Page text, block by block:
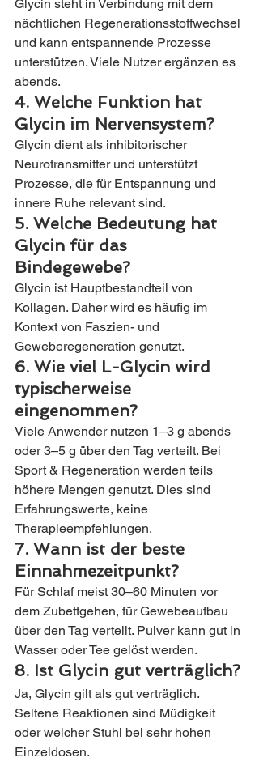
Glycin steht in Verbindung mit dem
nächtlichen Regenerationsstoffwechsel
und kann entspannende Prozesse
unterstützen. Viele Nutzer ergänzen es
abends.
4. Welche Funktion hat
Glycin im Nervensystem?
Glycin dient als inhibitorischer
Neurotransmitter und unterstützt
Prozesse, die für Entspannung und
innere Ruhe relevant sind.
5. Welche Bedeutung hat
Glycin für das
Bindegewebe?
Glycin ist Hauptbestandteil von
Kollagen. Daher wird es häufig im
Kontext von Faszien- und
Geweberegeneration genutzt.
6. Wie viel L-Glycin wird
typischerweise
eingenommen?
Viele Anwender nutzen 1–3 g abends
oder 3–5 g über den Tag verteilt. Bei
Sport & Regeneration werden teils
höhere Mengen genutzt. Dies sind
Erfahrungswerte, keine
Therapieempfehlungen.
7. Wann ist der beste
Einnahmezeitpunkt?
Für Schlaf meist 30–60 Minuten vor
dem Zubettgehen, für Gewebeaufbau
über den Tag verteilt. Pulver kann gut in
Wasser oder Tee gelöst werden.
8. Ist Glycin gut verträglich?
Ja, Glycin gilt als gut verträglich.
Seltene Reaktionen sind Müdigkeit
oder weicher Stuhl bei sehr hohen
Einzeldosen.